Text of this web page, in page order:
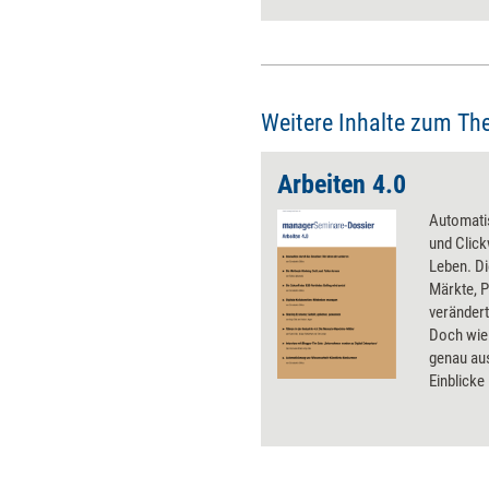
Weitere Inhalte zum
Arbeiten 4.0
und
Leben.
Märkte,
Doch
genau